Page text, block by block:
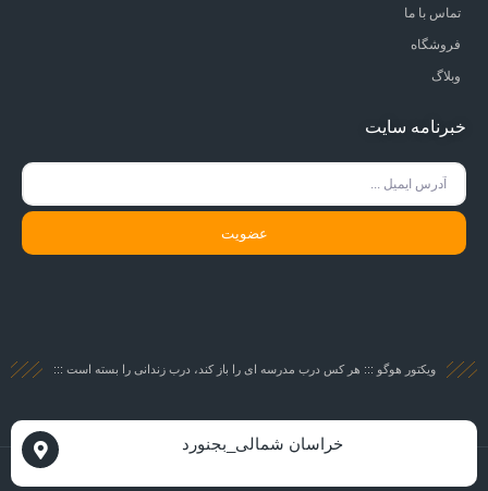
تماس با ما
فروشگاه
وبلاگ
خبرنامه سایت
عضویت
ویکتور هوگو ::: هر کس درب مدرسه ای را باز کند، درب زندانی را بسته است :::
خراسان شمالی_بجنورد